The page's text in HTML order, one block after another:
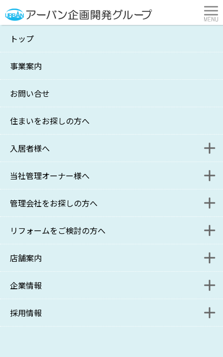
トップ
事業案内
お問い合せ
住まいをお探しの方へ
入居者様へ
入居者様連絡フォーム
更新・退去に関するお問い合わせフォーム
入居者様解約受付フォーム
保管場所使用承諾書 発行申請フォーム
入居者様解約受付フォーム
当社管理オーナー様へ
家主様WEB
管理会社をお探しの方へ
管理をご検討の方へ
管理をご検討の方お問い合わせフォーム
資料請求フォーム
管理受託課ブログ
リフォームをご検討の方へ
リニューアル課施工事例
リニューアル課ブログ
店舗案内
本部
コンサルティング事業部
企業情報
ポリシー
採用情報
064号
サポート通信 064号
1日発行
近年のペットブーム！！ 入居者の３
５％が「今後ペットを飼いたい」！！
1兆4,000億円の規模を誇るペット市場。ストレスの多い現
代にペットの持つ「癒し」を求める人は多く、ペット同居
が増えるのは自然な現象と言えます。10年前に比べると1,5
倍の勢いで飼育者が増加し、今やペット総数は2,683万頭
（登録総数）に上っています。